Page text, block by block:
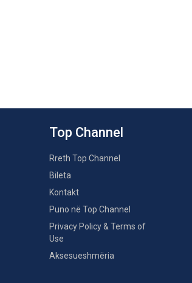
Top Channel
Rreth Top Channel
Bileta
Kontakt
Puno në Top Channel
Privacy Policy & Terms of
Use
Aksesueshmëria